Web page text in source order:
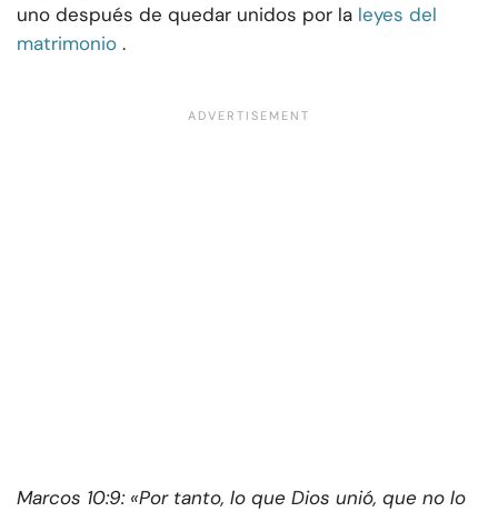
uno después de quedar unidos por la leyes del
matrimonio .
Marcos 10:9: «Por tanto, lo que Dios unió, que no lo